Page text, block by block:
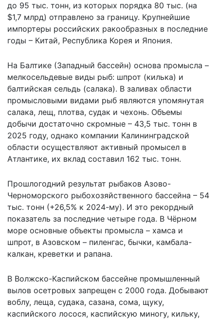
до 95 тыс. тонн, из которых порядка 80 тыс. (на
$1,7 млрд) отправлено за границу. Крупнейшие
импортеры российских ракообразных в последние
годы – Китай, Республика Корея и Япония.
На Балтике (Западный бассейн) основа промысла –
мелкосельдевые виды рыб: шпрот (килька) и
балтийская сельдь (салака). В заливах области
промысловыми видами рыб являются упомянутая
салака, лещ, плотва, судак и чехонь. Объемы
добычи достаточно скромные – 43,5 тыс. тонн в
2025 году, однако компании Калининградской
области осуществляют активный промысел в
Атлантике, их вклад составил 162 тыс. тонн.
Прошлогодний результат рыбаков Азово-
Черноморского рыбохозяйственного бассейна – 54
тыс. тонн (+26,5% к 2024-му). И это рекордный
показатель за последние четыре года. В Чёрном
море основные объекты промысла – хамса и
шпрот, в Азовском – пиленгас, бычки, камбала-
калкан, креветки и рапана.
В Волжско-Каспийском бассейне промышленный
вылов осетровых запрещен с 2000 года. Добывают
воблу, леща, судака, сазана, сома, щуку,
каспийского лосося, каспийскую миногу, кильку,